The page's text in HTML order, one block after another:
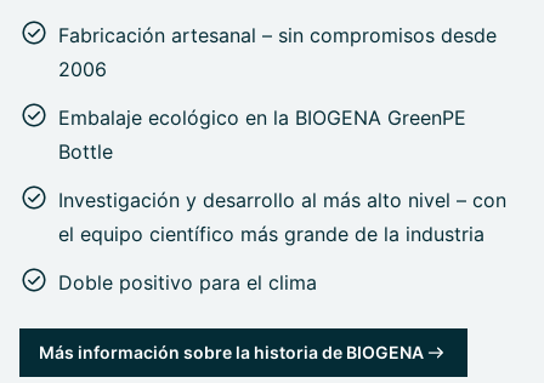
Fabricación artesanal – sin compromisos desde
2006
Embalaje ecológico en la BIOGENA GreenPE
Bottle
Investigación y desarrollo al más alto nivel – con
el equipo científico más grande de la industria
Doble positivo para el clima
Más información sobre la historia de BIOGENA